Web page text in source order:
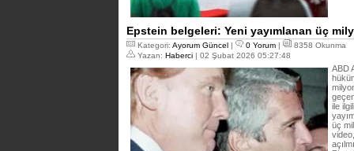
Epstein belgeleri: Yeni yayımlanan üç
Kategori: Ayorum Güncel | 0 Yorum |
8358 Okunma
Yazan: Haberci | 02 Şubat 2026 05:27:48
ABD
ile
üç